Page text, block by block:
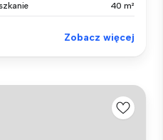
40 m²
Zobacz więcej